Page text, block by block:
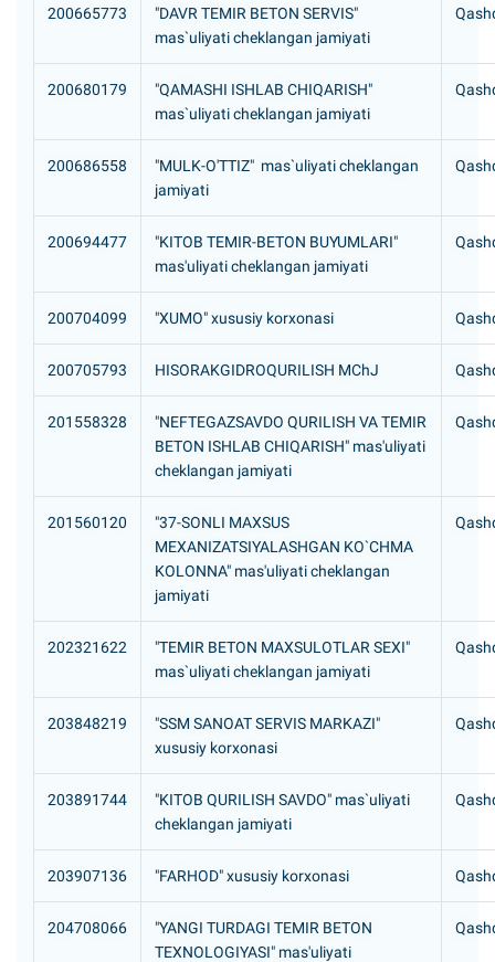
200665773
"DAVR TEMIR BETON SERVIS"
mas`uliyati cheklangan jamiyati
200680179
"QAMASHI ISHLAB CHIQARISH"
mas`uliyati cheklangan jamiyati
200686558
"MULK-O'TTIZ" mas`uliyati cheklangan
jamiyati
200694477
"KITOB TEMIR-BETON BUYUMLARI"
mas'uliyati cheklangan jamiyati
200704099 "XUMO" xususiy korxonasi
200705793 HISORAKGIDROQURILISH MChJ
201558328
"NEFTEGAZSAVDO QURILISH VA TEMIR
BETON ISHLAB CHIQARISH" mas'uliyati
cheklangan jamiyati
201560120
"37-SONLI MAXSUS
MEXANIZATSIYALASHGAN KO`CHMA
KOLONNA" mas'uliyati cheklangan
jamiyati
202321622
"TEMIR BETON MAXSULOTLAR SEXI"
mas`uliyati cheklangan jamiyati
203848219
"SSM SANOAT SERVIS MARKAZI"
xususiy korxonasi
203891744
"KITOB QURILISH SAVDO" mas`uliyati
cheklangan jamiyati
203907136 "FARHOD" xususiy korxonasi
204708066
"YANGI TURDAGI TEMIR BETON
TEXNOLOGIYASI" mas'uliyati